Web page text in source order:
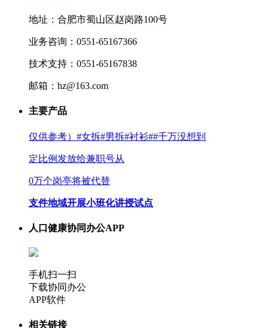
地址：合肥市蜀山区赵岗路100号
业务咨询：0551-65167366
技术支持：0551-65167838
邮箱：hz@163.com
主要产品
仅供参考）#女拆#男拆#衬衫##千万没想到
定比例发放给兼职号从
0万个岗亭将被代替
支件地域开展小班化讲授试点
人口健康协同办公APP
手机扫一扫
下载协同办公
APP软件
相关链接